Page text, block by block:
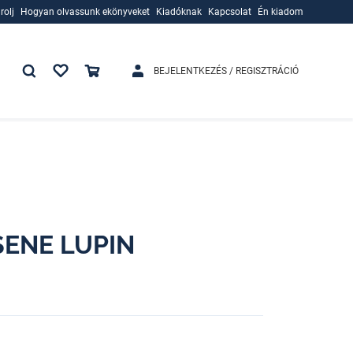
Hogyan olvassunk ekönyveket
Kiadóknak
Kapcsolat Én kiadom
BEJELENTKEZÉS / REGISZTRÁCIÓ
LUPIN